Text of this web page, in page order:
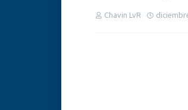
Chavin LvR